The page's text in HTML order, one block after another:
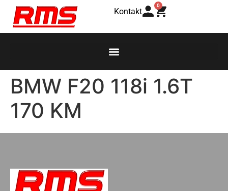
Kontakt
0
BMW F20 118i 1.6T
170 KM